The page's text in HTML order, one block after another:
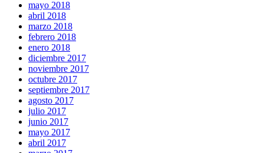
mayo 2018
abril 2018
marzo 2018
febrero 2018
enero 2018
diciembre 2017
noviembre 2017
octubre 2017
septiembre 2017
agosto 2017
julio 2017
junio 2017
mayo 2017
abril 2017